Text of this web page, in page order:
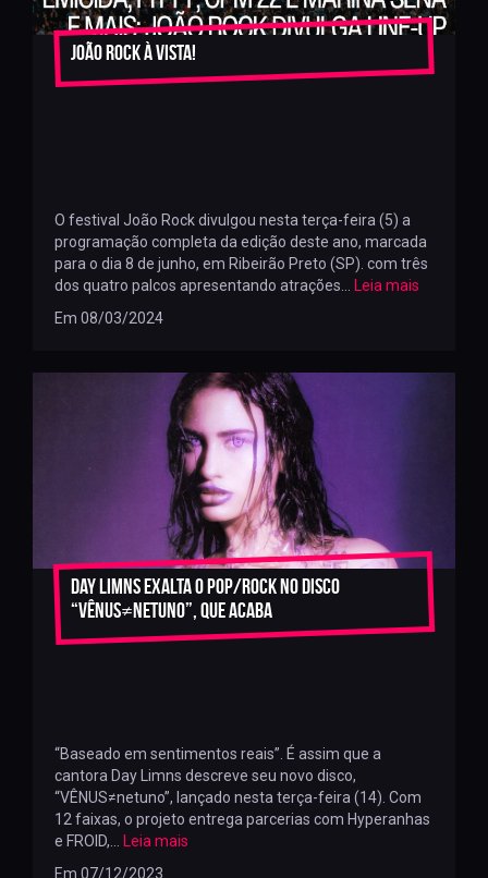
João Rock à vista!
O festival João Rock divulgou nesta terça-feira (5) a
programação completa da edição deste ano, marcada
para o dia 8 de junho, em Ribeirão Preto (SP). com três
dos quatro palcos apresentando atrações...
Leia mais
Em 08/03/2024
Day Limns exalta o pop/rock no disco
“VÊNUS≠netuno”, que acaba
“Baseado em sentimentos reais”. É assim que a
cantora Day Limns descreve seu novo disco,
“VÊNUS≠netuno”, lançado nesta terça-feira (14). Com
12 faixas, o projeto entrega parcerias com Hyperanhas
e FROID,...
Leia mais
Em 07/12/2023